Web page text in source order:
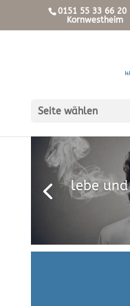
0151 55 33 66 20
Kornwestheim
Seite wählen
lebe